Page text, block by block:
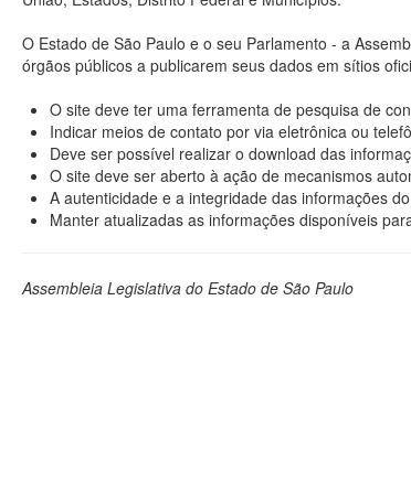
O Estado de São Paulo e o seu Parlamento - a
órgãos públicos a publicarem seus dados em sítios
O site deve ter uma ferramenta de pesquisa de
Indicar meios de contato por via eletrônica ou
Deve ser possível realizar o download das
O site deve ser aberto à ação de mecanismos
A autenticidade e a integridade das informações
Manter atualizadas as informações disponíveis
Assembleia Legislativa do Estado de São Paulo